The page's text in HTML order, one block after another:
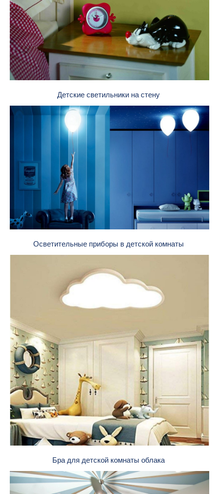
Детские светильники на стену
Осветительные приборы в детской комнаты
Бра для детской комнаты облака